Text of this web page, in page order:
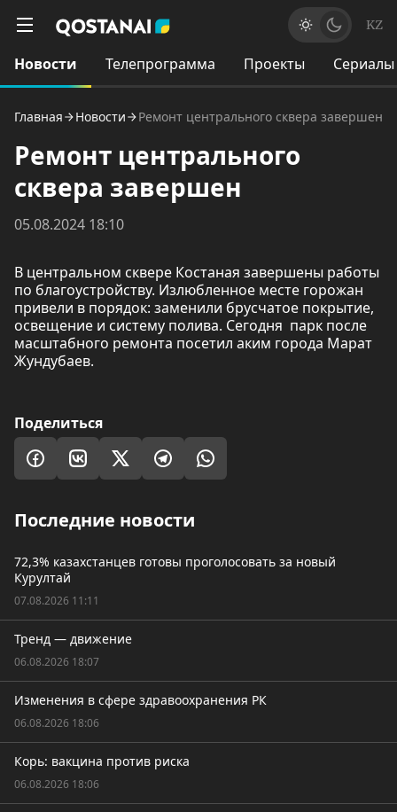
KZ
Новости Телепрограмма Проекты Сериалы
Главная Новости Ремонт центрального сквера завершен
Ремонт центрального
сквера завершен
05.08.2024 18:10
В центральном сквере Костаная завершены работы
по благоустройству. Излюбленное месте горожан
привели в порядок: заменили брусчатое покрытие,
освещение и систему полива. Сегодня парк после
масштабного ремонта посетил аким города Марат
Жундубаев.
Поделиться
Последние новости
72,3% казахстанцев готовы проголосовать за новый
Курултай
07.08.2026 11:11
Тренд — движение
06.08.2026 18:07
Изменения в сфере здравоохранения РК
06.08.2026 18:06
Корь: вакцина против риска
06.08.2026 18:06